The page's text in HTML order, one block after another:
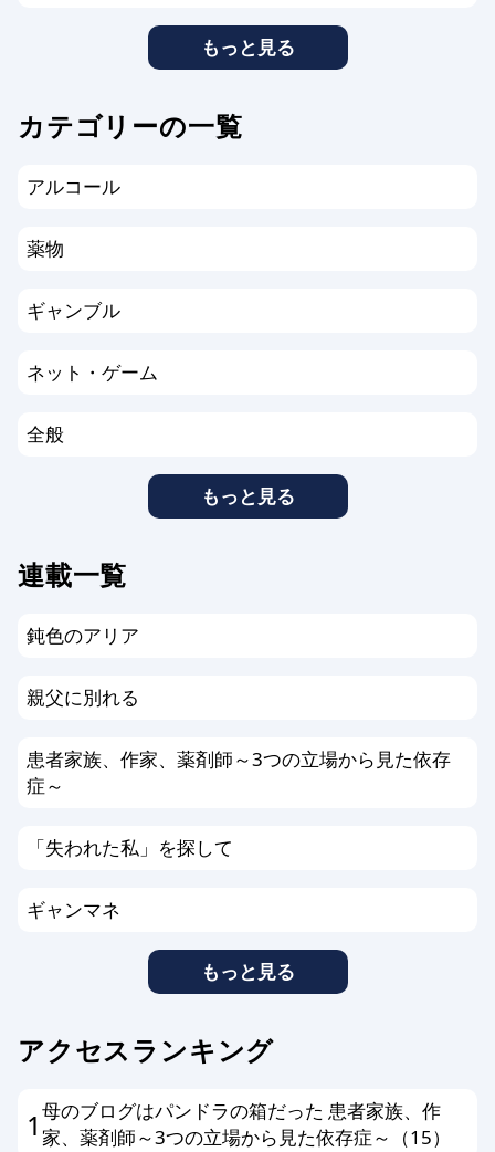
もっと見る
カテゴリーの一覧
アルコール
薬物
ギャンブル
ネット・ゲーム
全般
もっと見る
連載一覧
鈍色のアリア
親父に別れる
患者家族、作家、薬剤師～3つの立場から見た依存
症～
「失われた私」を探して
ギャンマネ
もっと見る
アクセスランキング
1 母のブログはパンドラの箱だった 患者家族、作
家、薬剤師～3つの立場から見た依存症～（15）